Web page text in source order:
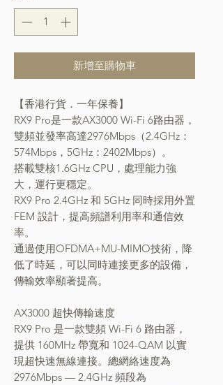
新增至購物車
【香港行貨．一年保養】
RX9 Pro是一款AX3000 Wi-Fi 6路由器，
雙頻並發率高達2976Mbps（2.4GHz：
574Mbps，5GHz：2402Mbps）。
搭載雙核1.6GHz CPU，處理能力強
大，運行更穩定。
RX9 Pro 2.4GHz 和 5GHz 同時採用外置
FEM 設計，提高頻譜利用率和通信效
率。
通過使用OFDMA+MU-MIMO技術，降
低了時延，可以同時連接更多的設備，
傳輸效率顯著提高。
AX3000 超快傳輸速度
RX9 Pro 是一款雙頻 Wi-Fi 6 路由器，
提供 160MHz 帶寬和 1024-QAM 以實
現超快速無線連接。總網絡速度為
2976Mbps — 2.4GHz 頻段為